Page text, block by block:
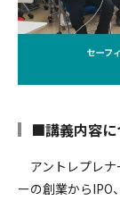
■講義内容に
アントレプレナ
ーの創業からIPO